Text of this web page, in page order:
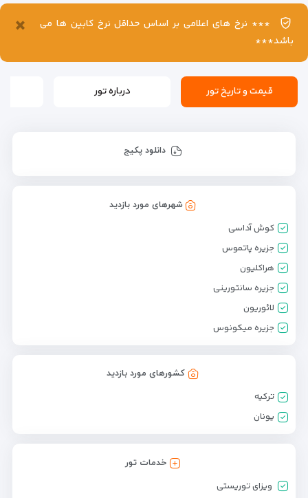
×
*** نرخ های اعلامی بر اساس حداقل نرخ کابین ها می
باشد***
قیمت و تاریخ تور درباره تور
دانلود پکیج
شهرهای مورد بازدید
کوش آداسی
جزیره پاتموس
هراکلیون
جزیره سانتورینی
لائوریون
جزیره میکونوس
کشورهای مورد بازدید
ترکیه
یونان
خدمات تور
ویزای توریستی